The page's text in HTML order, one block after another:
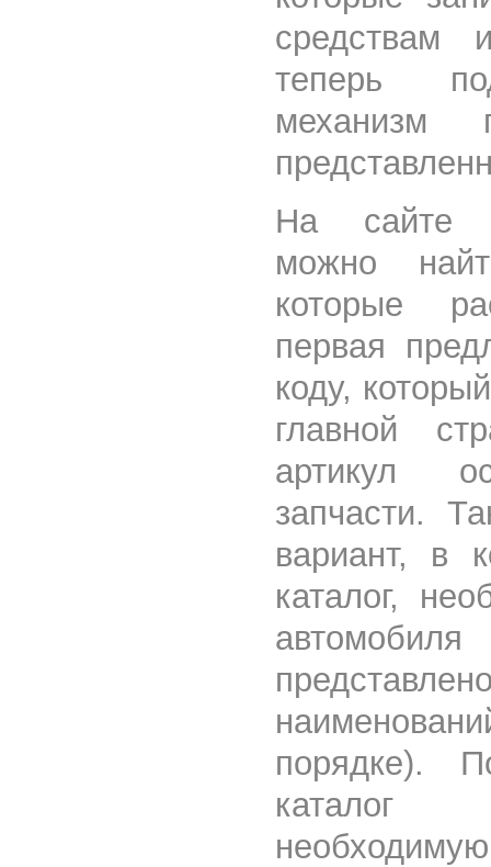
средствам
теперь
механизм
На сайте
можно
которые
первая
коду,
главной
артикул
запчасти.
вариант, в
каталог,
порядке).
каталог